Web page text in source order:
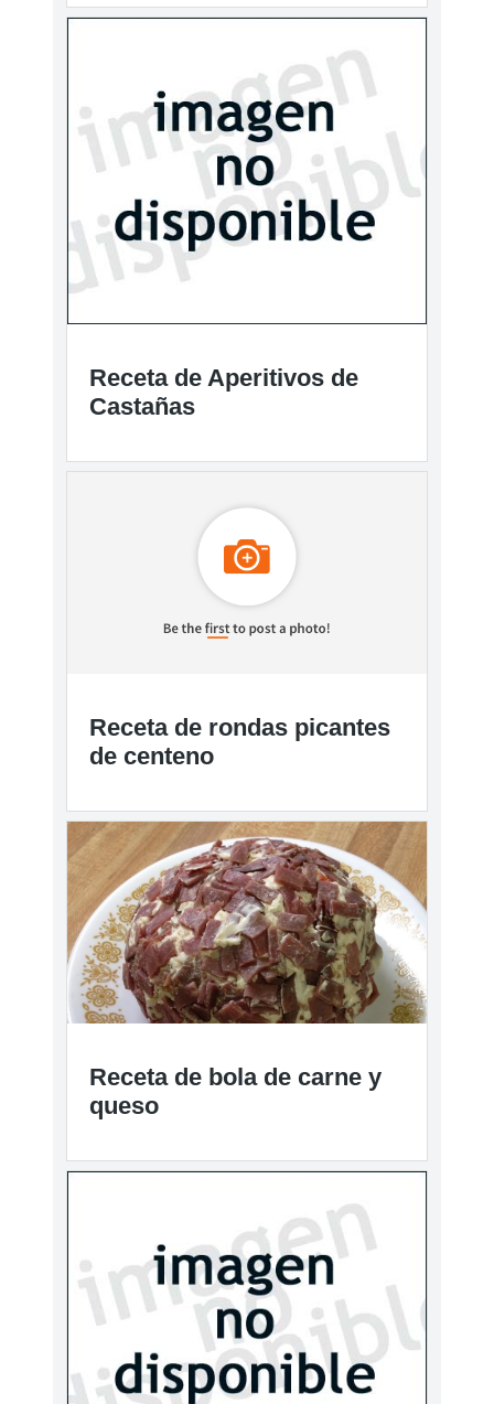
Receta de Aperitivos de
Castañas
Receta de rondas picantes
de centeno
Receta de bola de carne y
queso